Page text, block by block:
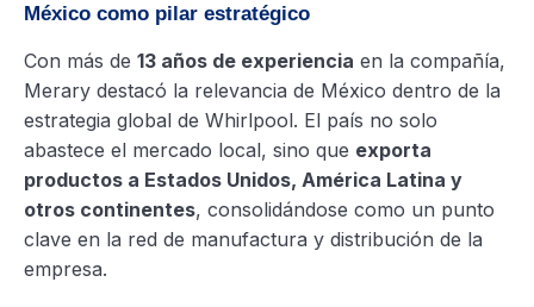
México como pilar estratégico
Con más de 13 años de experiencia en la compañía,
Merary destacó la relevancia de México dentro de la
estrategia global de Whirlpool. El país no solo
abastece el mercado local, sino que exporta
productos a Estados Unidos, América Latina y
otros continentes, consolidándose como un punto
clave en la red de manufactura y distribución de la
empresa.